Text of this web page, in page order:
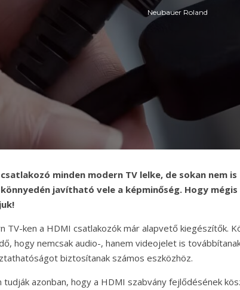
Neubauer Roland
csatlakozó minden modern TV lelke, de sokan nem
javítható vele a képminőség. Hogy
TV-ken a HDMI csatlakozók már alapvető kiegészítők.
hogy nemcsak audio-, hanem videojelet is
biztosítanak számos eszközhöz.
tudják azonban, hogy a HDMI szabvány fejlődésének